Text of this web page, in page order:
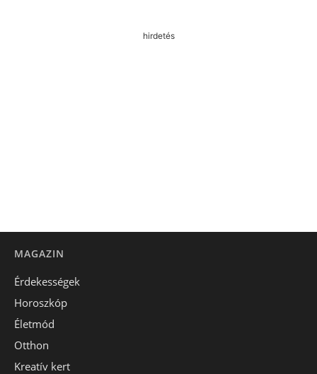
hirdetés
MAGAZIN
Érdekességek
Horoszkóp
Életmód
Otthon
Kreatív kert